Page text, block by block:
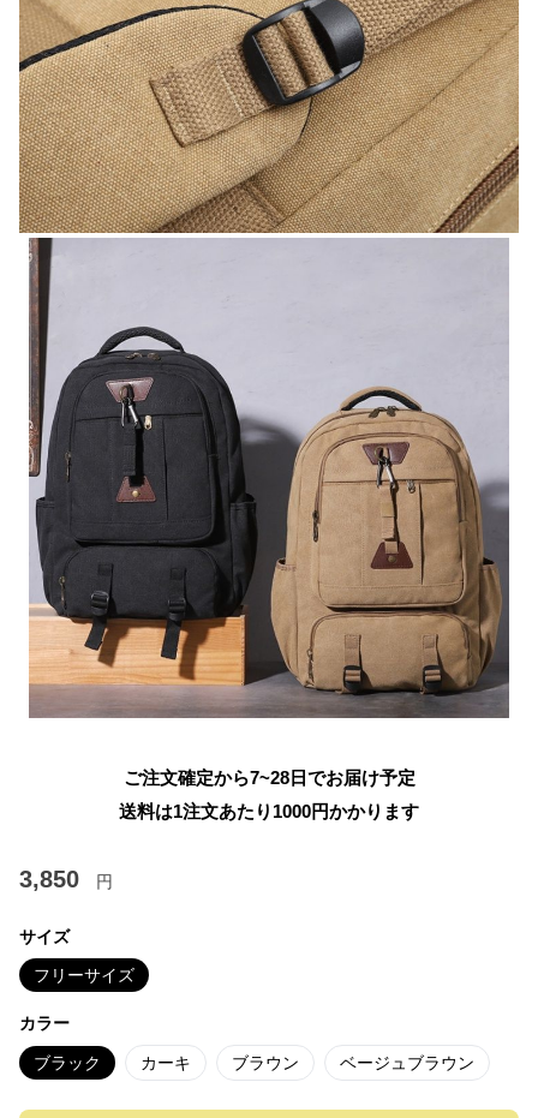
ご注文確定から7~28日でお届け予定
送料は1注文あたり 1000円かかります
3,850 円
サイズ
フリーサイズ
カラー
ブラック カーキ ブラウン ベージュブラウン